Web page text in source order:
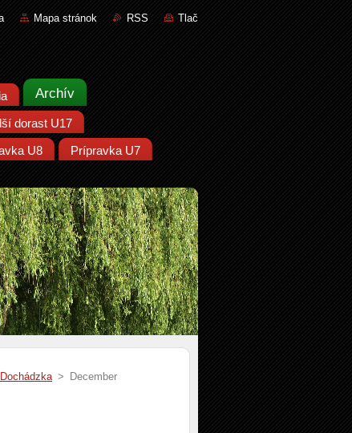
Mapa stránok RSS Tlač
Archív
dorast U17
U8 Prípravka U7
Dochádzka > December